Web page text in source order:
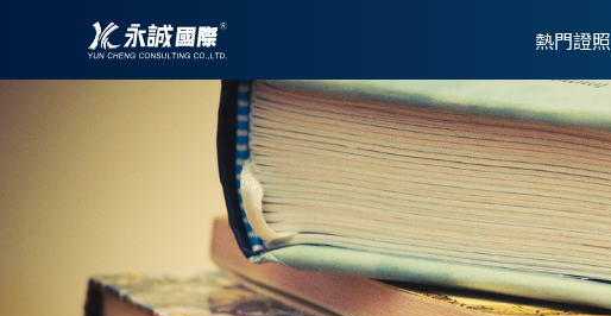
主
熱門證照